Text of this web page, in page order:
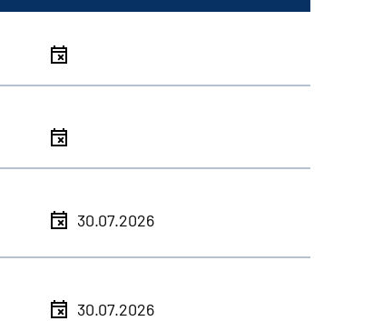
30.07.2026
30.07.2026